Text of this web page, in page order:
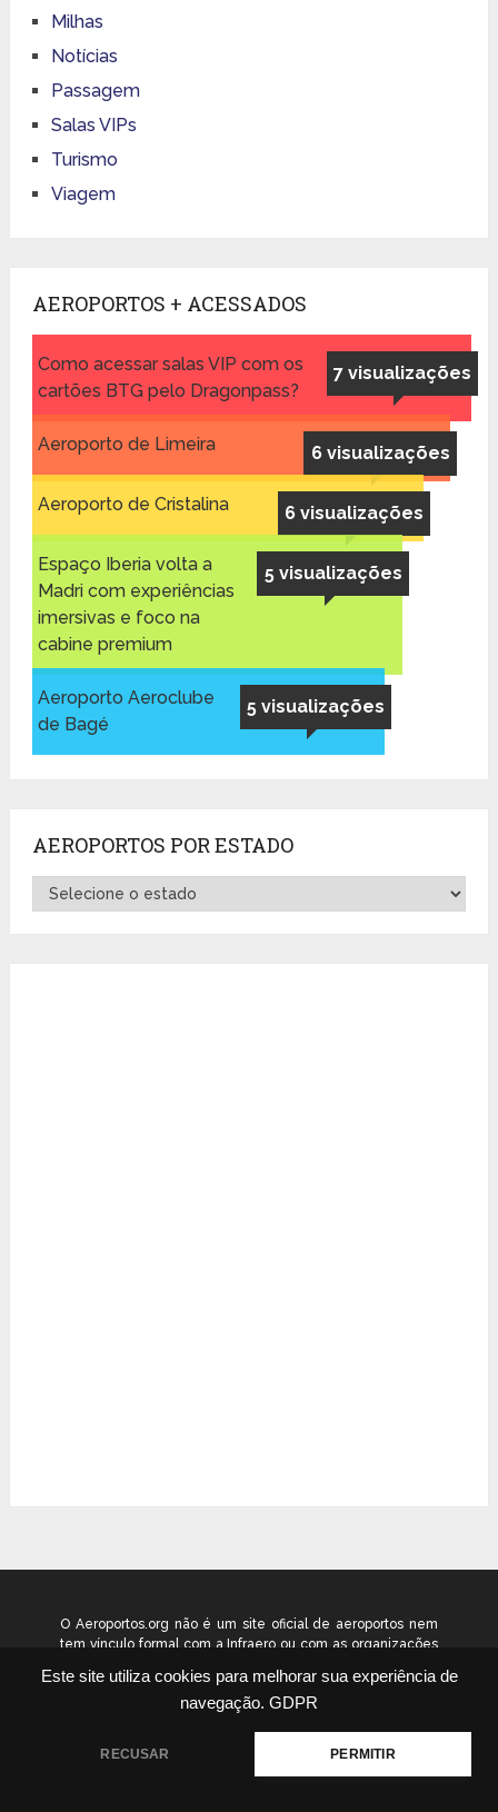
Este site utiliza cookies para melhorar sua experiência de
navegação. GDPR
RECUSAR PERMITIR
Milhas
Notícias
Passagem
Salas VIPs
Turismo
Viagem
AEROPORTOS + ACESSADOS
7 visualizações
Como acessar salas VIP com os
cartões BTG pelo Dragonpass?
6 visualizações
Aeroporto de Limeira
6 visualizações
Aeroporto de Cristalina
5 visualizações
Espaço Iberia volta a
Madri com experiências
imersivas e foco na
cabine premium
5 visualizações
Aeroporto Aeroclube
de Bagé
AEROPORTOS POR ESTADO
Aeroportos
por
O Aeroportos.org não é um site oficial de aeroportos nem
tem vínculo formal com a Infraero ou com as organizações
como um guia independente de informação voltado ao
público geral. © 2026 aeroportos.org – Todos os direitos